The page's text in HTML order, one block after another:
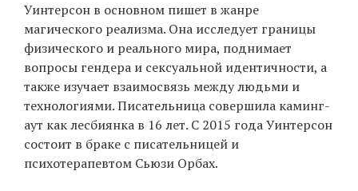
Уинтерсон в основном пишет в жанре
магического реализма. Она исследует границы
физического и реального мира, поднимает
вопросы гендера и сексуальной идентичности, а
также изучает взаимосвязь между людьми и
технологиями. Писательница совершила каминг-
аут как лесбиянка в 16 лет. С 2015 года Уинтерсон
состоит в браке с писательницей и
психотерапевтом Сьюзи Орбах.